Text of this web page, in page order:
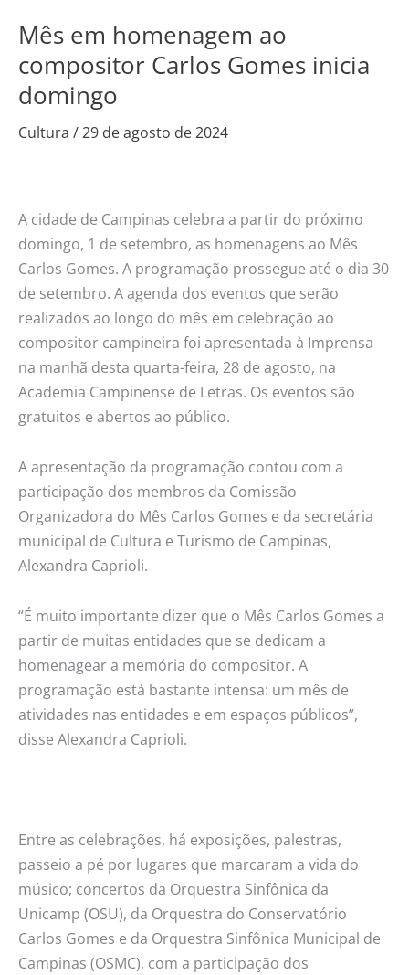
Mês em homenagem ao
compositor Carlos Gomes inicia
domingo
Cultura /29 de agosto de 2024
A cidade de Campinas celebra a partir do próximo
domingo, 1 de setembro, as homenagens ao Mês
Carlos Gomes. A programação prossegue até o dia 30
de setembro. A agenda dos eventos que serão
realizados ao longo do mês em celebração ao
compositor campineira foi apresentada à Imprensa
na manhã desta quarta-feira, 28 de agosto, na
Academia Campinense de Letras. Os eventos são
gratuitos e abertos ao público.
A apresentação da programação contou com a
participação dos membros da Comissão
Organizadora do Mês Carlos Gomes e da secretária
municipal de Cultura e Turismo de Campinas,
Alexandra Caprioli.
“É muito importante dizer que o Mês Carlos Gomes a
partir de muitas entidades que se dedicam a
homenagear a memória do compositor. A
programação está bastante intensa: um mês de
atividades nas entidades e em espaços públicos”,
disse Alexandra Caprioli.
Entre as celebrações, há exposições, palestras,
passeio a pé por lugares que marcaram a vida do
músico; concertos da Orquestra Sinfônica da
Unicamp (OSU), da Orquestra do Conservatório
Carlos Gomes e da Orquestra Sinfônica Municipal de
Campinas (OSMC), com a participação dos
Mês
homenagem
ao
compositor
domingo